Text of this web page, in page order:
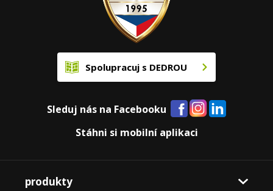
Spolupracuj s DEDROU
Sleduj nás na Facebooku
Stáhni si mobilní aplikaci
produkty